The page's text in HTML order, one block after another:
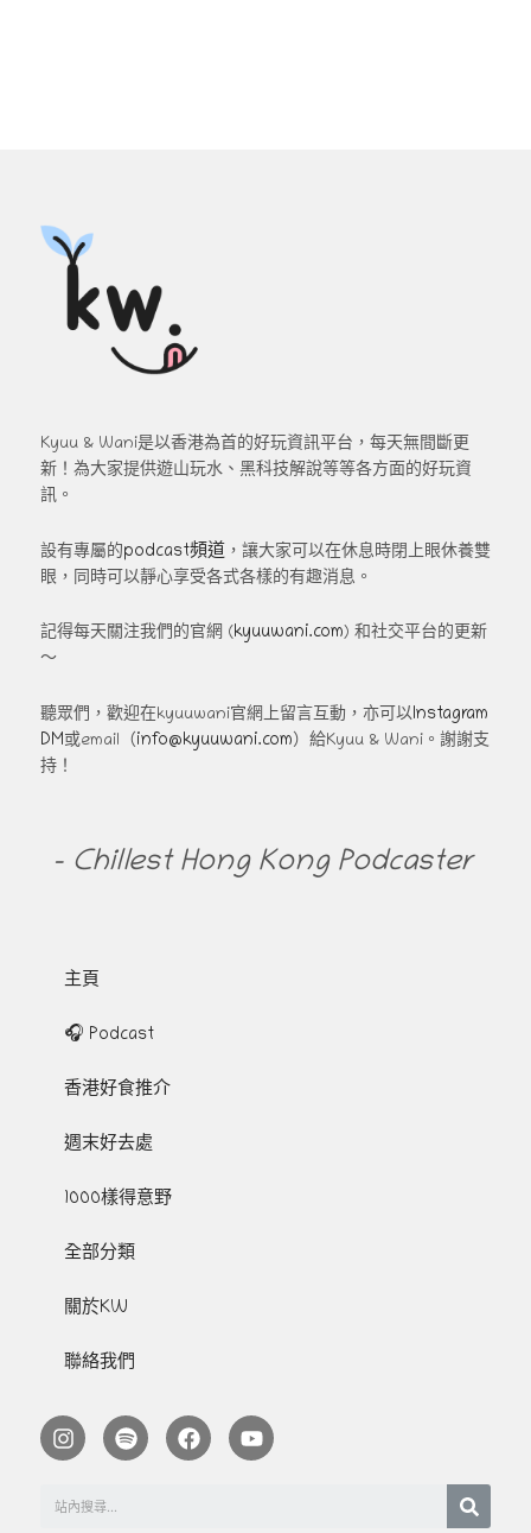
Kyuu & Wani是以香港為首的好玩資訊平台，每天無間斷更
新！為大家提供遊山玩水、黑科技解說等等各方面的好玩資
訊。
設有專屬的podcast頻道 ，讓大家可以在休息時閉上眼休養雙
眼，同時可以靜心享受各式各樣的有趣消息。
記得每天關注我們的官網 (kyuuwani.com) 和社交平台的更新
～
聽眾們，歡迎在kyuuwani官網上留言互動，亦可以Instagram
DM或email（info@kyuuwani.com）給Kyuu & Wani。謝謝支
持！
- Chillest Hong Kong Podcaster
主頁
🎧 Podcast
香港好食推介
週末好去處
1000樣得意野
全部分類
關於KW
聯絡我們